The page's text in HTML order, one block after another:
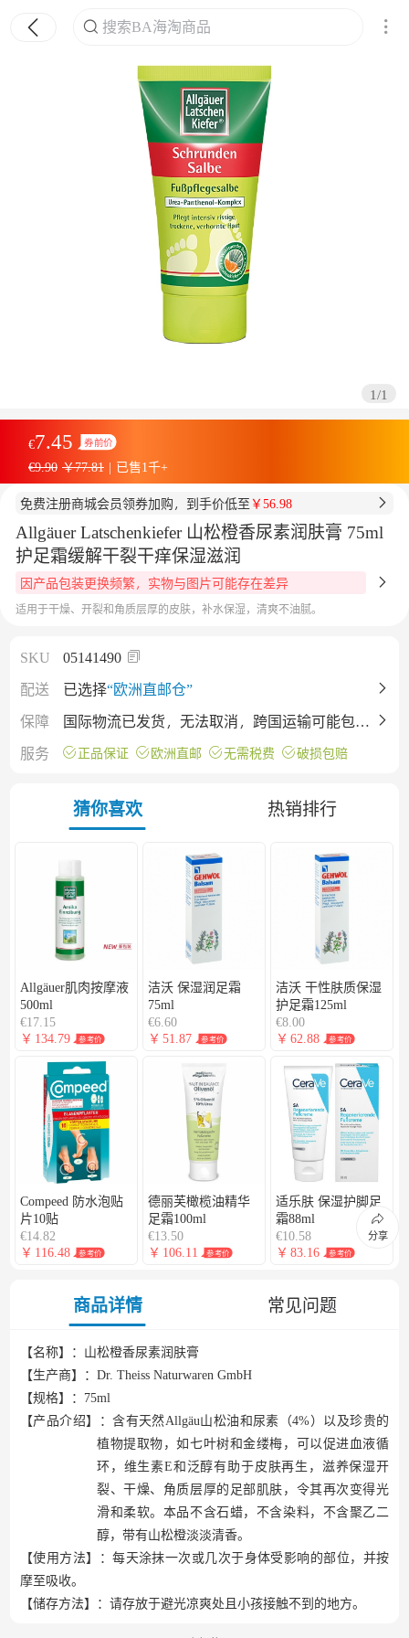
搜索BA海淘商品 搜索
1/1
€7.45 券前价
€9.90 ￥77.81 | 已售1千+
免费注册商城会员领券加购，到手价低至 ￥56.98
Allgäuer Latschenkiefer 山松橙香尿素润肤膏 75ml
护足霜缓解干裂干痒保湿滋润
因产品包装更换频繁，实物与图片可能存在差异
适用于干燥、开裂和角质层厚的皮肤，补水保湿，清爽不油腻。
SKU
05141490
配送
已选择“欧洲直邮仓”
保障
国际物流已发货，无法取消，跨国运输可能包裹
会有挤压（不影响产品），不同批次保质期有差
异，详情仅供参考，下单即默认接受。
服务 正品保证 欧洲直邮 无需税费 破损包赔
猜你喜欢 热销排行
Allgäuer肌肉按摩液
500ml
€17.15
￥ 134.79 参考价
洁沃 保湿润足霜
75ml
€6.60
￥ 51.87 参考价
洁沃 干性肤质保湿
护足霜125ml
€8.00
￥ 62.88 参考价
Compeed 防水泡贴
片10贴
€14.82
￥ 116.48 参考价
德丽芙橄榄油精华
足霜100ml
€13.50
￥ 106.11 参考价
适乐肤 保湿护脚足
霜88ml
€10.58
￥ 83.16 参考价
已加入购物车
去购物车结算
商品详情 常见问题
【名称】：山松橙香尿素润肤膏
【生产商】： Dr. Theiss Naturwaren GmbH
【规格】： 75ml
【产品介绍】：含有天然Allgäu山松油和尿素（4%） 以及珍贵的
植物提取物，如七叶树和金缕梅，可以促进血液循
环 ， 维生素E和泛醇有助于皮肤再生 ，滋养保湿开
裂、干燥、角质层厚的 足部肌肤，令其再次变得光
滑和柔软。 本品不含石蜡， 不含染料， 不含聚乙二
醇，带有山松橙淡淡清香。
【使用方法】：每天涂抹一次或几次于身体受影响的部位，并按
摩至吸收。
【储存方法】：请存放于避光凉爽处且小孩接触不到的地方。
分享
€7.45 €9.90
Allgäuer Latschenkiefer 山松橙香尿素润肤膏
75ml 护足霜缓解干裂干痒保湿滋润
长按识别图中二维码
查看商品详情
确认
确认
已加入购物车
去购物车结算
商品库存不足，剩余库存0
继续添加